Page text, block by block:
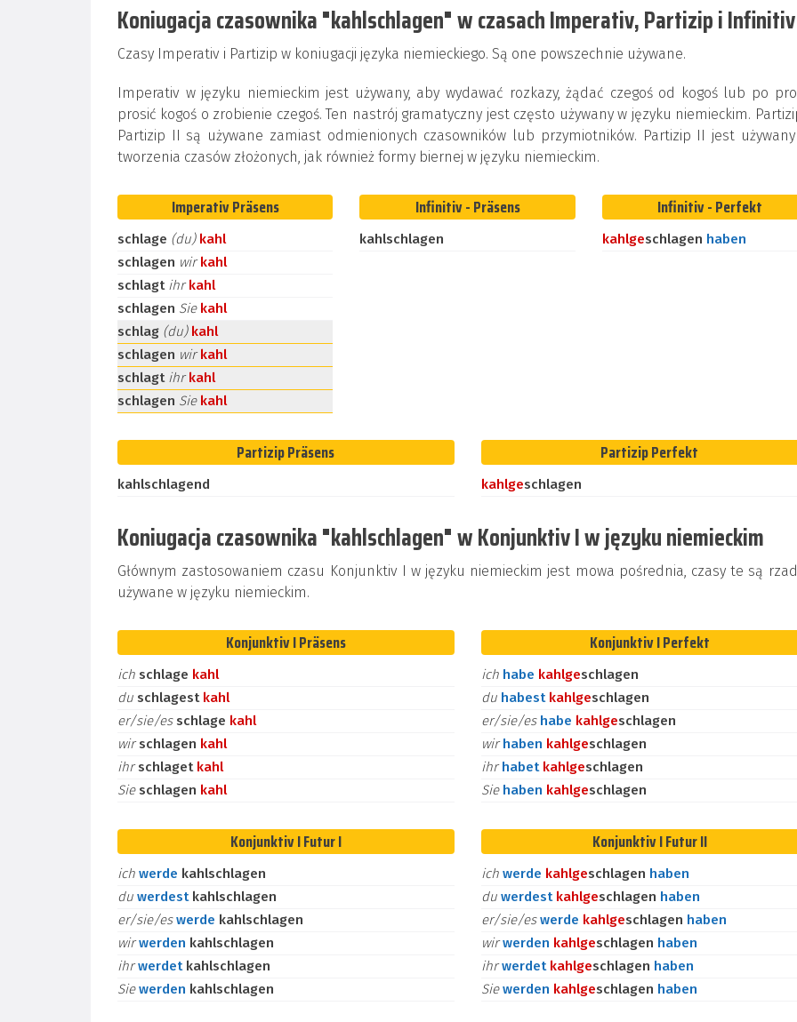
Koniugacja czasownika "kahlschlagen" w czasach Imperativ, Partizip i Infinitiv
Czasy Imperativ i Partizip w koniugacji języka niemieckiego. Są one powszechnie używane.
Imperativ w języku niemieckim jest używany, aby wydawać rozkazy, żądać czegoś od kogoś lub po
prosić kogoś o zrobienie czegoś. Ten nastrój gramatyczny jest często używany w języku niemieckim.
Partizip II są używane zamiast odmienionych czasowników lub przymiotników. Partizip II jest
tworzenia czasów złożonych, jak również formy biernej w języku niemieckim.
Imperativ Präsens
schlage (du) kahl
schlagen wirkahl
schlagt ihrkahl
schlagen Sie kahl
schlag (du) kahl
schlagen wirkahl
schlagt ihrkahl
schlagen Sie kahl
Infinitiv - Präsens
kahlschlagen
Infinitiv - Perfekt
kahlgeschlagen haben
Partizip Präsens
kahlschlagend
Partizip Perfekt
kahlgeschlagen
Koniugacja czasownika "kahlschlagen" w Konjunktiv I w języku niemieckim
Głównym zastosowaniem czasu Konjunktiv I w języku niemieckim jest mowa pośrednia, czasy te są
używane w języku niemieckim.
Konjunktiv I Präsens
ich schlage kahl
du schlagest kahl
er/sie/es schlage kahl
wirschlagen kahl
ihrschlaget kahl
Sie schlagen kahl
Konjunktiv I Perfekt
ich habe kahlgeschlagen
du habest kahlgeschlagen
er/sie/es habe kahlgeschlagen
wirhaben kahlgeschlagen
ihrhabet kahlgeschlagen
Sie haben kahlgeschlagen
Konjunktiv I Futur I
ich werde kahlschlagen
du werdest kahlschlagen
er/sie/eswerde kahlschlagen
wirwerden kahlschlagen
ihrwerdet kahlschlagen
Siewerden kahlschlagen
Konjunktiv I Futur II
ich werde kahlgeschlagen haben
du werdest kahlgeschlagen haben
er/sie/eswerde kahlgeschlagen haben
wirwerden kahlgeschlagen haben
ihrwerdet kahlgeschlagen haben
Siewerden kahlgeschlagen haben